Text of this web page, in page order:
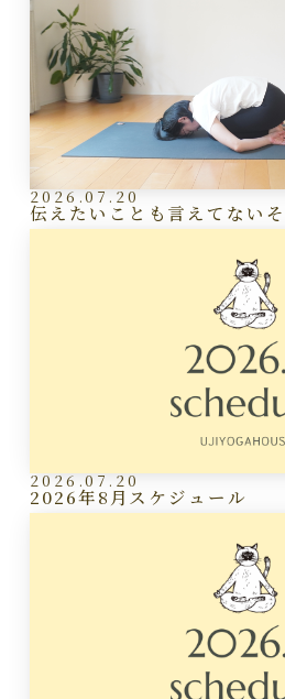
2026.07.20
伝えたいことも言えてない
2026.07.20
2026年8月スケジュール